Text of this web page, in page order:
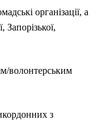
організації, а
Запорізької,
волонтерським
з